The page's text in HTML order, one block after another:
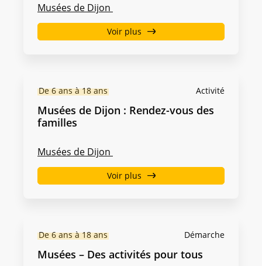
Musées de Dijon
Voir plus
Activité
De 6 ans à 18 ans
Musées de Dijon : Rendez-vous des
familles
Musées de Dijon
Voir plus
Démarche
De 6 ans à 18 ans
Musées – Des activités pour tous